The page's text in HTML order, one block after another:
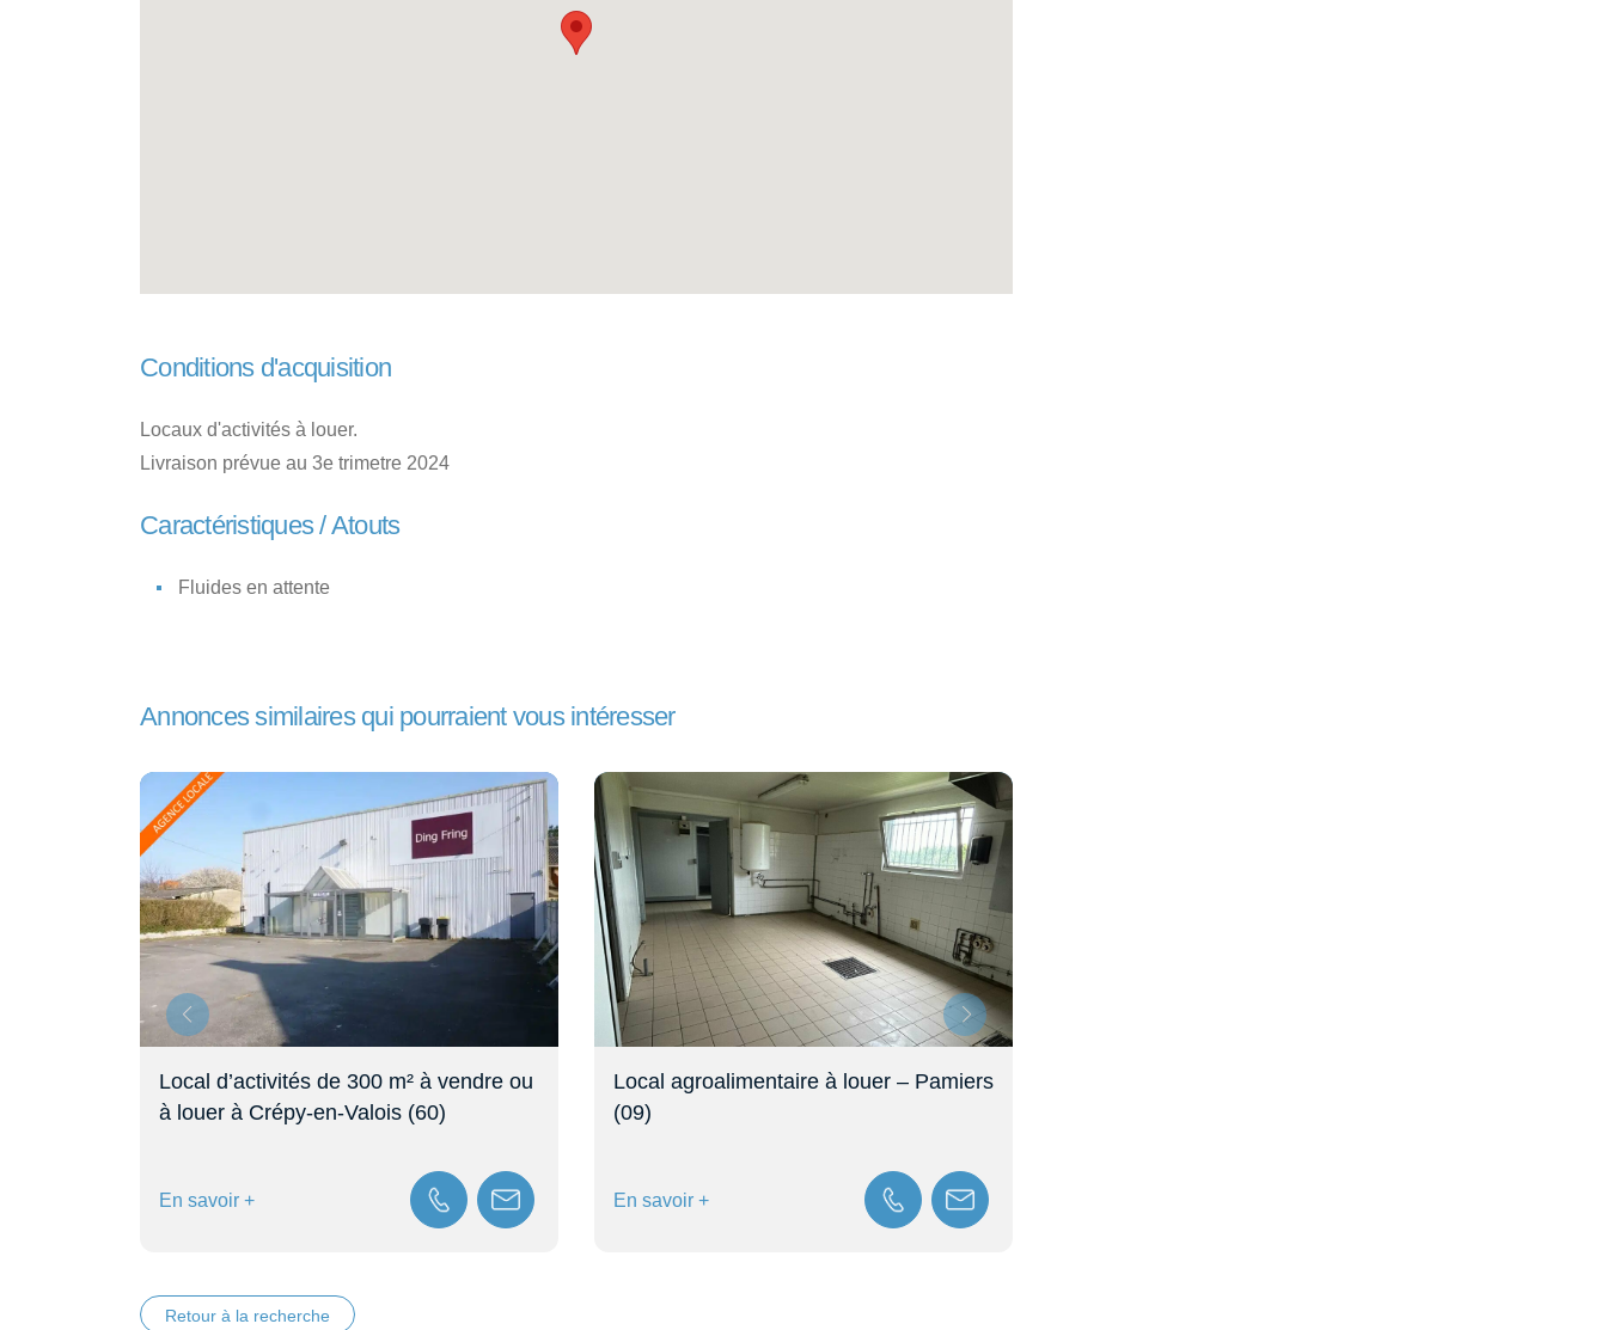
Conditions d'acquisition
Locaux d'activités à louer.
Livraison prévue au 3e trimetre 2024
Caractéristiques / Atouts
Fluides en attente
Annonces similaires qui pourraient vous intéresser
Local d’activités de 300 m² à vendre ou
à louer à Crépy-en-Valois (60)
En savoir +
Local agroalimentaire à louer – Pamiers
(09)
En savoir +
Retour à la recherche